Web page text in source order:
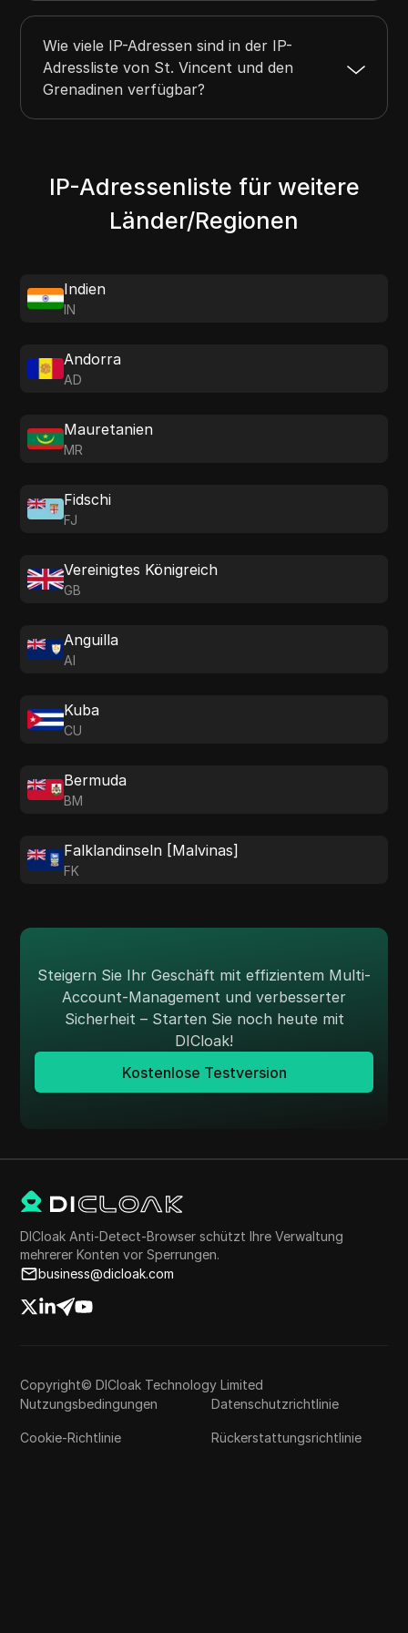
Wie viele IP-Adressen sind in der IP-
Adressliste von St. Vincent und den
Grenadinen verfügbar?
IP-Adressenliste für weitere
Länder/Regionen
Indien
IN
Andorra
AD
Mauretanien
MR
Fidschi
FJ
Vereinigtes Königreich
GB
Anguilla
AI
Kuba
CU
Bermuda
BM
Falklandinseln [Malvinas]
FK
Steigern Sie Ihr Geschäft mit effizientem Multi-
Account-Management und verbesserter
Sicherheit – Starten Sie noch heute mit
DICloak!
Kostenlose Testversion
DICloak Anti-Detect-Browser schützt Ihre Verwaltung
mehrerer Konten vor Sperrungen.
business@dicloak.com
Copyright© DICloak Technology Limited
Nutzungsbedingungen
Datenschutzrichtlinie
Cookie-Richtlinie Rückerstattungsrichtlinie